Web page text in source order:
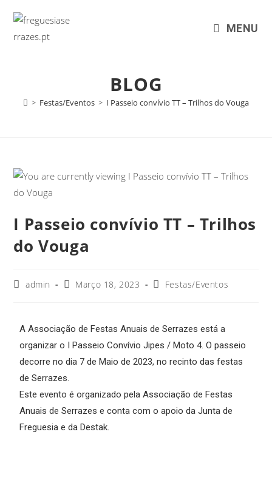
MENU
BLOG
> Festas/Eventos > I Passeio convívio TT – Trilhos do Vouga
I Passeio convívio TT – Trilhos
do Vouga
admin Março 18, 2023 Festas/Eventos
A Associação de Festas Anuais de Serrazes está a
organizar o I Passeio Convívio Jipes / Moto 4. O passeio
decorre no dia 7 de Maio de 2023, no recinto das festas
de Serrazes.
Este evento é organizado pela Associação de Festas
Anuais de Serrazes e conta com o apoio da Junta de
Freguesia e da Destak.